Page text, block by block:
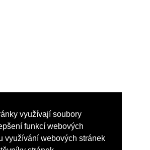
využívají soubory
funkcí webových
využívání webových stránek